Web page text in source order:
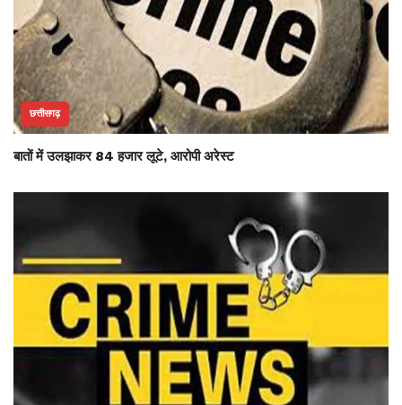
छत्तीसगढ़
बातों में उलझाकर 84 हजार लूटे, आरोपी अरेस्ट